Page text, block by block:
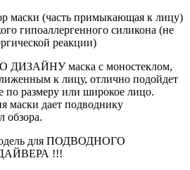
маски (часть примыкающая к лицу)
гипоаллергенного силикона (не
реакции)
маска с моностеклом,
к лицу, отлично подойдет
по размеру или широкое лицо.
маски дает подводнику
обзора.
для ПОДВОДНОГО
!!!